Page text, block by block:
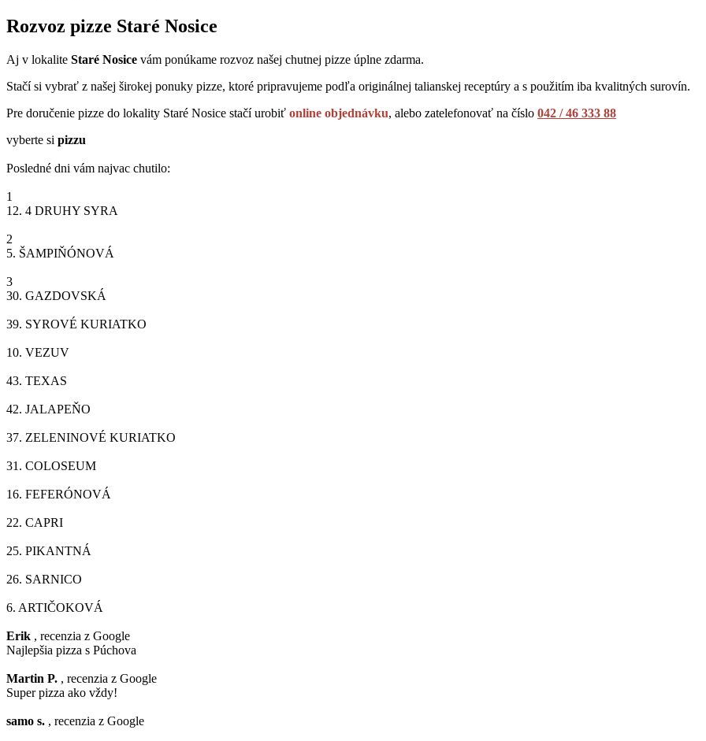
Rozvoz pizze Staré Nosice
Aj v lokalite Staré Nosice vám ponúkame rozvoz našej chutnej pizze úplne zdarma.
Stačí si vybrať z našej širokej ponuky pizze, ktoré pripravujeme podľa originálnej talianskej receptúry a s použitím iba kvalitných surovín.
Pre doručenie pizze do lokality Staré Nosice stačí urobiť online objednávku, alebo zatelefonovať na číslo 042 / 46 333 88
vyberte si pizzu
Posledné dni vám najvac chutilo:
1
12. 4 DRUHY SYRA
2
5. ŠAMPIŇÓNOVÁ
3
30. GAZDOVSKÁ
39. SYROVÉ KURIATKO
10. VEZUV
43. TEXAS
42. JALAPEŇO
37. ZELENINOVÉ KURIATKO
31. COLOSEUM
16. FEFERÓNOVÁ
22. CAPRI
25. PIKANTNÁ
26. SARNICO
6. ARTIČOKOVÁ
Erik , recenzia z Google
Najlepšia pizza s Púchova
Martin P. , recenzia z Google
Super pizza ako vždy!
samo s. , recenzia z Google